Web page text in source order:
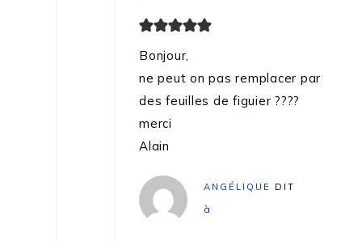
Bonjour,
ne peut on pas remplacer par
des feuilles de figuier ????
merci
Alain
ANGÉLIQUE DIT
à